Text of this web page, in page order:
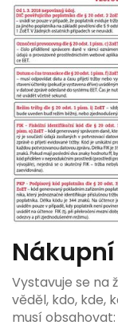
Vystavuje se na
věděl, kdo, kde,
musí obsahovat: